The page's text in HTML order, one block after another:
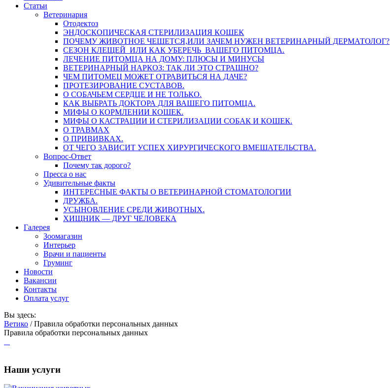
Статьи
Ветеринария
Отодектоз
ЭНДОСКОПИЧЕСКАЯ СТЕРИЛИЗАЦИЯ КОШЕК
ПОЧЕМУ ЖИВОТНОЕ ЧЕШЕТСЯ,ИЛИ ЗАЧЕМ НУЖЕН ВЕТЕРИНАРНЫЙ ДЕРМАТОЛОГ?
СЕЗОН КЛЕЩЕЙ ИЛИ КАК УБЕРЕЧЬ ВАШЕГО ПИТОМЦА.
ЛЕЧЕНИЕ ПИТОМЦА НА ДОМУ: ПЛЮСЫ И МИНУСЫ
ВЕТЕРИНАРНЫЙ НАРКОЗ: ТАК ЛИ ЭТО СТРАШНО?
ЧЕМ ПИТОМЕЦ МОЖЕТ ОТРАВИТЬСЯ НА ДАЧЕ?
ПРОТЕЗИРОВАНИЕ СУСТАВОВ.
О СОБАЧЬЕМ СЕРДЦЕ И НЕ ТОЛЬКО.
КАК ВЫБРАТЬ ДОКТОРА ДЛЯ ВАШЕГО ПИТОМЦА.
МИФЫ О КОРМЛЕНИИ КОШЕК.
МИФЫ О КАСТРАЦИИ И СТЕРИЛИЗАЦИИ СОБАК И КОШЕК.
О ТРАВМАХ
О ПРИВИВКАХ.
ОТ ЧЕГО ЗАВИСИТ УСПЕХ ХИРУРГИЧЕСКОГО ВМЕШАТЕЛЬСТВА.
Вопрос-Ответ
Почему так дорого?
Пресса о нас
Удивительные факты
ИНТЕРЕСНЫЕ ФАКТЫ О ВЕТЕРИНАРНОЙ СТОМАТОЛОГИИ
ДРУЖБА.
УСЫНОВЛЕНИЕ СРЕДИ ЖИВОТНЫХ.
ХИЩНИК — ДРУГ ЧЕЛОВЕКА
Галерея
Зоомагазин
Интерьер
Врачи и пациенты
Груминг
Новости
Вакансии
Контакты
Оплата услуг
Вы здесь:
Ветико /Правила обработки персональных данных
Правила обработки персональных данных
Наши услуги